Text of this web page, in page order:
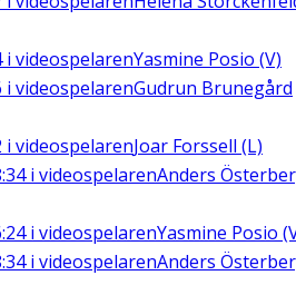
i videospelarenYasmine Posio (V)
i videospelarenGudrun Brunegård
i videospelarenJoar Forssell (L)
i videospelarenAnders
i videospelarenYasmine Posio
i videospelarenAnders